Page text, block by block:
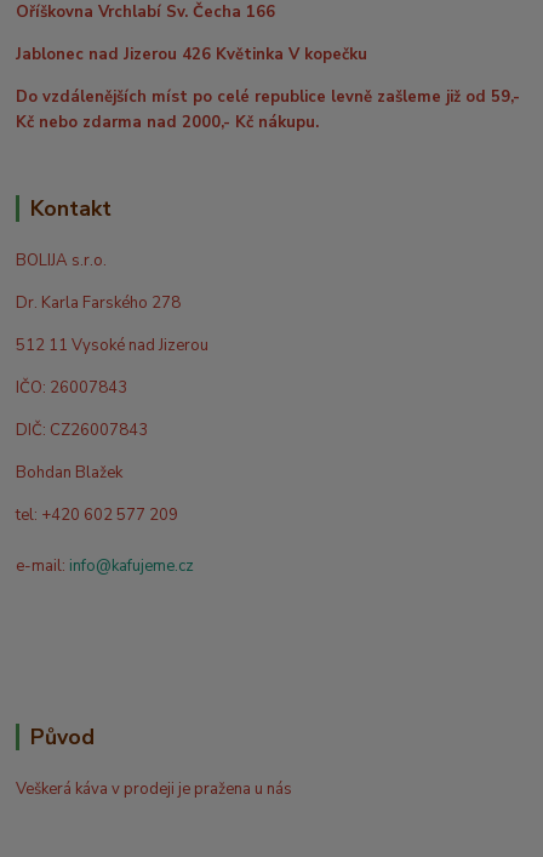
Oříškovna Vrchlabí Sv. Čecha 166
Jablonec nad Jizerou 426 Květinka V kopečku
Do vzdálenějších míst po celé republice levně zašleme již od 59,-
Kč nebo zdarma nad 2000,- Kč nákupu.
Kontakt
BOLIJA s.r.o.
Dr. Karla Farského 278
512 11 Vysoké nad Jizerou
IČO: 26007843
DIČ: CZ26007843
Bohdan Blažek
tel: +420 602 577 209
e-mail: info@kafujeme.cz
Původ
Veškerá káva v prodeji je pražena u nás